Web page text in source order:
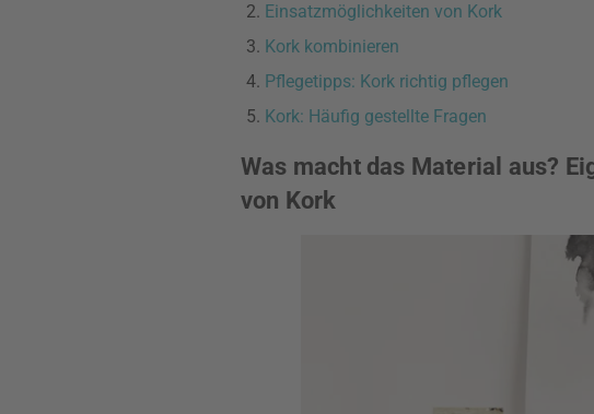
Einsatzmöglichkeiten von Kork
Kork kombinieren
Pflegetipps: Kork richtig pflegen
Kork: Häufig gestellte Fragen
Was macht das Material aus?
von Kork